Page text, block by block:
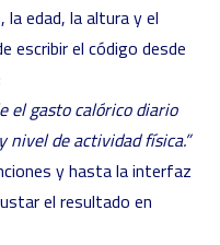
la edad, la altura y el
escribir el código desde
el gasto calórico diario
nivel de actividad física.”
y hasta la interfaz
el resultado en